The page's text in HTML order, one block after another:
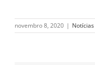
novembro 8, 2020 | Notícias